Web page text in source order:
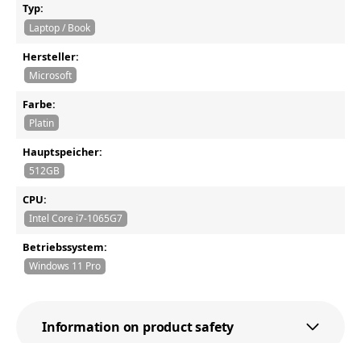
Typ:
Laptop / Book
Hersteller:
Microsoft
Farbe:
Platin
Hauptspeicher:
512GB
CPU:
Intel Core i7-1065G7
Betriebssystem:
Windows 11 Pro
Information on product safety